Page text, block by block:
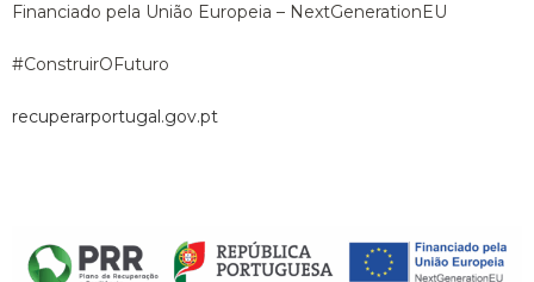
Financiado pela União Europeia – NextGenerationEU
#ConstruirOFuturo
recuperarportugal.gov.pt